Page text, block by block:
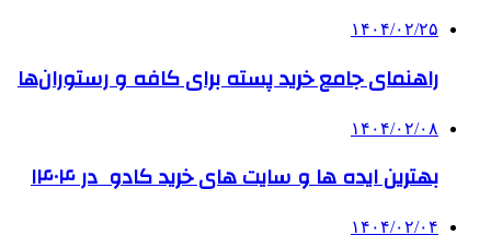
۱۴۰۴/۰۲/۲۵
راهنمای جامع خرید پسته برای کافه و رستوران‌ها
۱۴۰۴/۰۲/۰۸
بهترین ایده ها و سایت های خرید کادو در ۱۴۰۴
۱۴۰۴/۰۲/۰۴